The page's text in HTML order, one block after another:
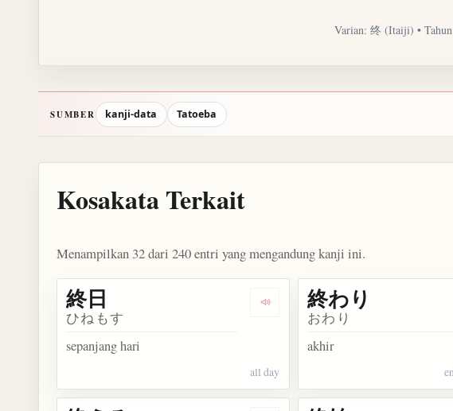
Varian: 终 (Itaiji) •
SUMBER kanji-data Tatoeba
Kosakata Terkait
Menampilkan 32 dari 240 entri yang mengandung kanji ini.
Dengarkan kosakata 終日
終日
ひねもす
sepanjang hari
all day
終わり
おわり
akhir